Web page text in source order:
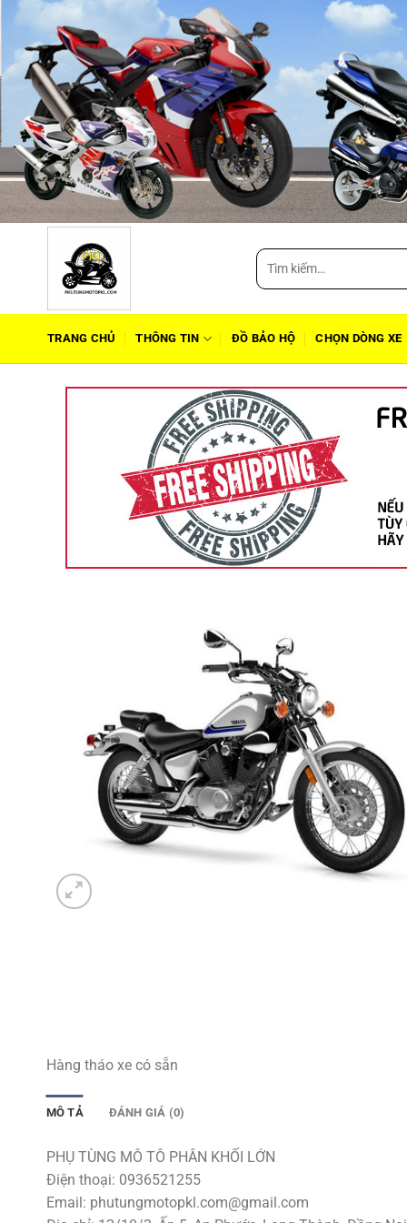
Tìm
kiếm:
TRANG CHỦ THÔNG TIN ĐỒ BẢO HỘ CHỌN DÒNG XE
Hàng tháo xe có sẵn
MÔ TẢ ĐÁNH GIÁ (0)
PHỤ TÙNG MÔ TÔ PHÂN KHỐI LỚN
Điện thoại: 0936521255
Email: phutungmotopkl.com@gmail.com